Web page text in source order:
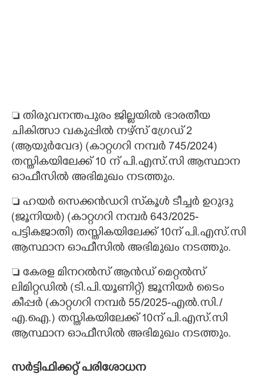
 തിരുവനന്തപുരം ജില്ലയിൽ ഭാരതീയ
ചികിത്സാ വകുപ്പിൽ നഴ്സ് ഗ്രേഡ് 2
(ആയുർവേദ) (കാറ്റഗറി നമ്പർ 745/2024)
തസ്തികയിലേക്ക് 10 ന് പി.എസ്.സി ആസ്ഥാന
ഓഫീസിൽ അഭിമുഖം നടത്തും.
 ഹയർ സെക്കൻഡറി സ്‌കൂൾ ടീച്ചർ ഉറുദു
(ജൂനിയർ) (കാറ്റഗറി നമ്പർ 643/2025-
പട്ടികജാതി) തസ്തികയിലേക്ക് 10ന് പി.എസ്.സി
ആസ്ഥാന ഓഫീസിൽ അഭിമുഖം നടത്തും.
 കേരള മിനറൽസ് ആൻഡ് മെറ്റൽസ്
ലിമിറ്റഡിൽ (ടി.പി.യൂണിറ്റ്) ജൂനിയർ ടൈം
കീപ്പർ (കാറ്റഗറി നമ്പർ 55/2025-എൽ.സി./
എ.ഐ.) തസ്തികയിലേക്ക് 10ന് പി.എസ്.സി
ആസ്ഥാന ഓഫീസിൽ അഭിമുഖം നടത്തും.
സർട്ടിഫിക്കറ്റ് പരിശോധന